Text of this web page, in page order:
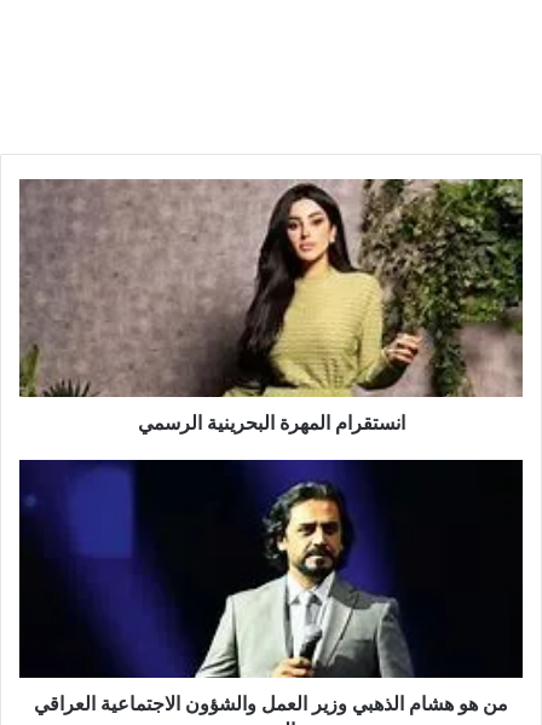
انستقرام المهرة البحرينية الرسمي
من هو هشام الذهبي وزير العمل والشؤون الاجتماعية العراقي